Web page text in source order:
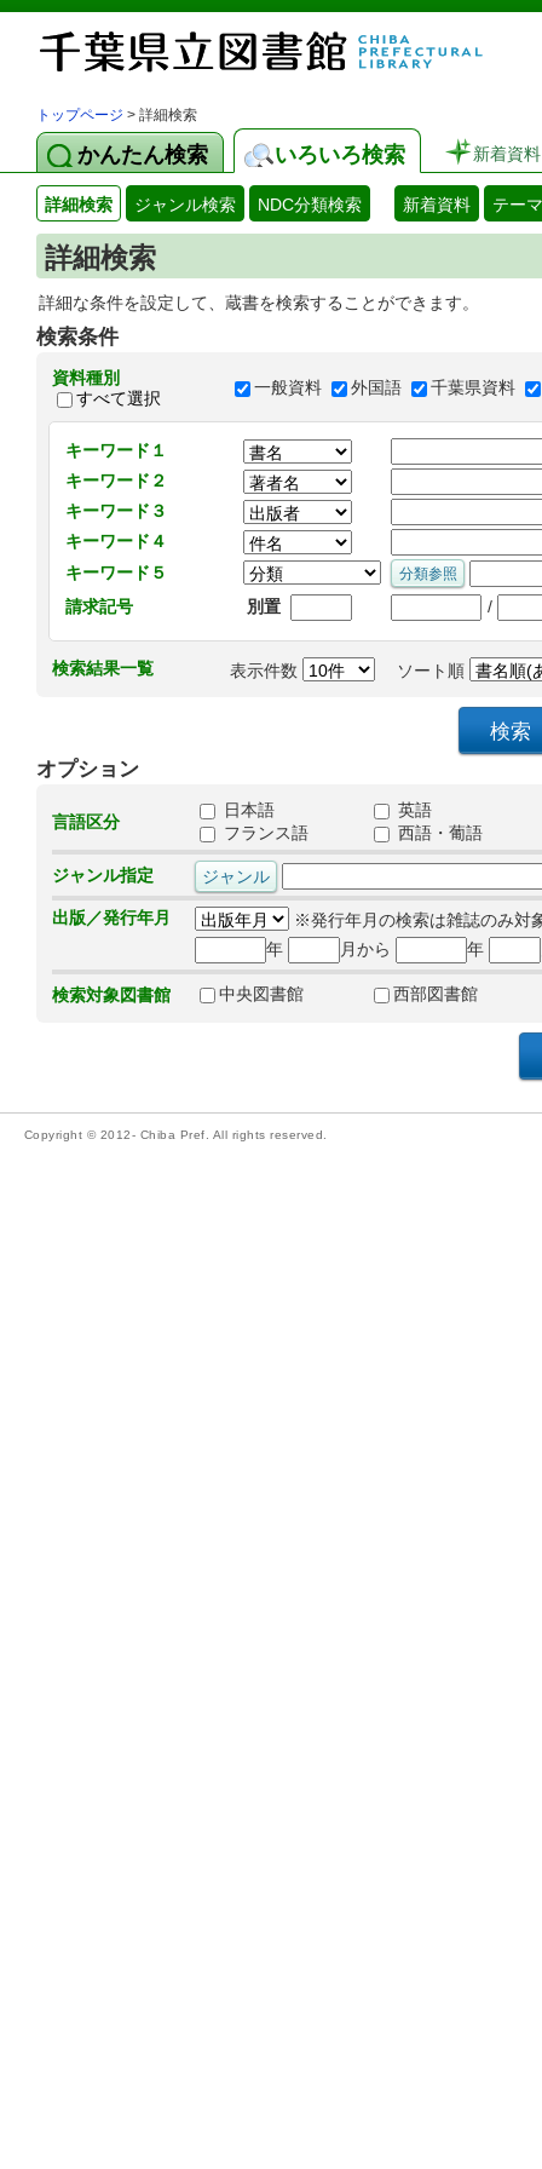
トップページ > 詳細検索
かんたん検索 いろいろ検索 新着資料
詳細検索 ジャンル検索 NDC分類検索 新着資料 テー
詳細検索
詳細な条件を設定して、蔵書を検索することができます。
検索条件
資料種別
すべて選択
一般資料 外国語 千葉県資料
キーワード１
キーワード２
キーワード３
キーワード４
キーワード５
請求記号
別置 /
検索結果一覧 表示件数 ソート順
オプション
言語区分
日本語
英語
フランス語
西語・葡語
ジャンル指定
出版／発行年月
※発行年月の検索は雑誌のみ対
年
月から 年
検索対象図書館 中央図書館 西部図書館
Copyright © 2012- Chiba Pref. All rights reserved.